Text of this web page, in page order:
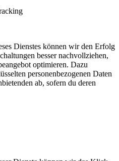
Dienstes können wir den Erfolg
besser nachvollziehen,
optimieren. Dazu
personenbezogenen Daten
ab, sofern du deren